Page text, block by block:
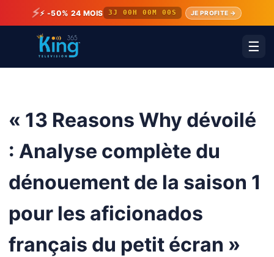
⚡⚡ -50% 24 MOIS 3J 00H 00M 00S JE PROFITE →
☰
« 13 Reasons Why dévoilé
: Analyse complète du
dénouement de la saison 1
pour les aficionados
français du petit écran »